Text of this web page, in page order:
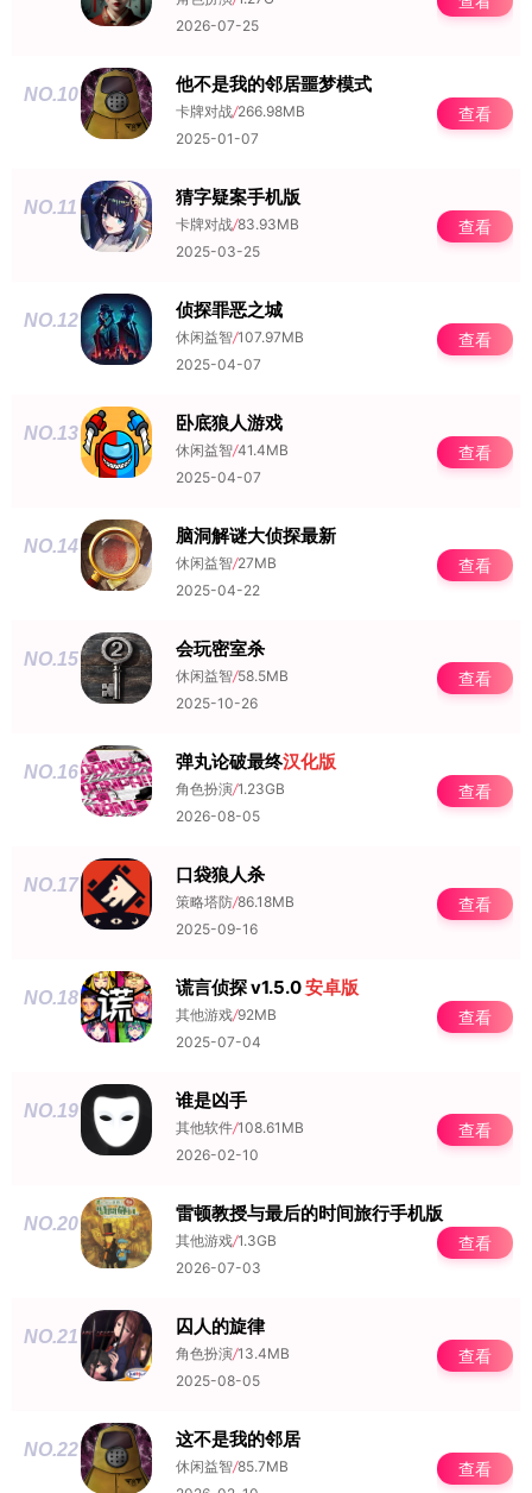
2026-07-25
NO.10 他不是我的邻居噩梦模式
卡牌对战/266.98MB
2025-01-07
查看
NO.11 猜字疑案手机版
卡牌对战/83.93MB
2025-03-25
查看
NO.12 侦探罪恶之城
休闲益智/107.97MB
2025-04-07
查看
NO.13 卧底狼人游戏
休闲益智/41.4MB
2025-04-07
查看
NO.14 脑洞解谜大侦探最新
休闲益智/27MB
2025-04-22
查看
NO.15 会玩密室杀
休闲益智/58.5MB
2025-10-26
查看
NO.16 弹丸论破最终汉化版
角色扮演/1.23GB
2026-08-05
查看
NO.17 口袋狼人杀
策略塔防/86.18MB
2025-09-16
查看
NO.18 谎言侦探 v1.5.0安卓版
其他游戏/92MB
2025-07-04
查看
NO.19 谁是凶手
其他软件/108.61MB
2026-02-10
查看
NO.20 雷顿教授与最后的时间旅行手机版
其他游戏/1.3GB
2026-07-03
查看
NO.21 囚人的旋律
角色扮演/13.4MB
2025-08-05
查看
NO.22 这不是我的邻居
休闲益智/85.7MB
查看